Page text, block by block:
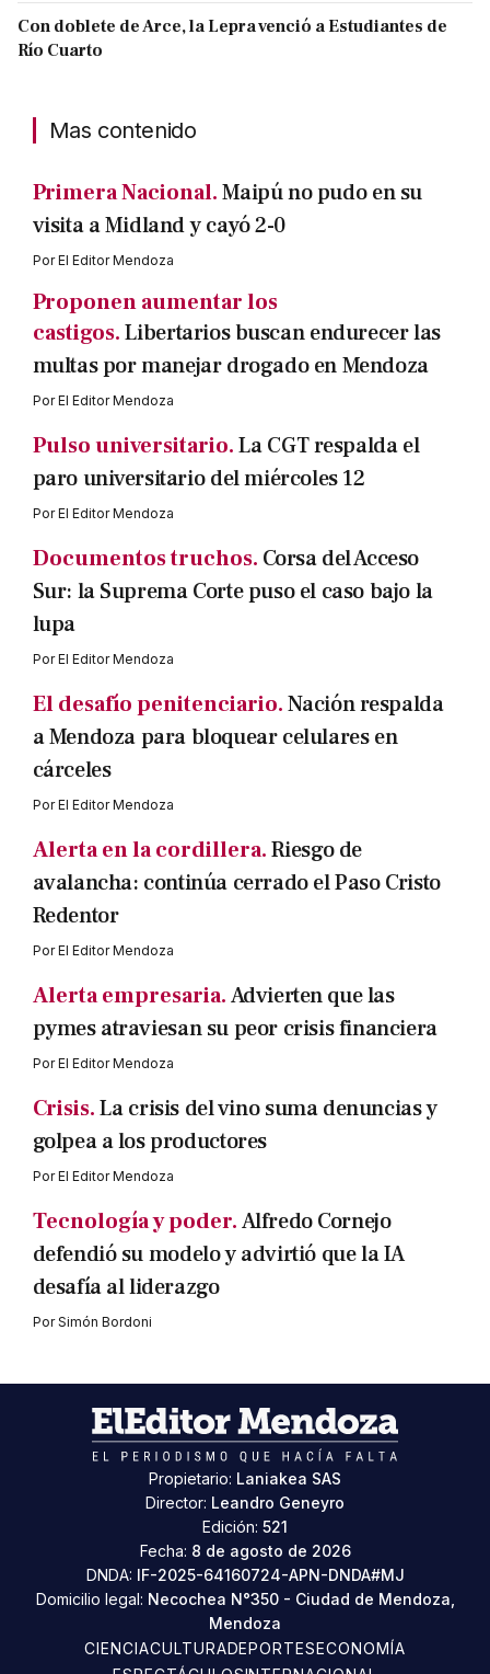
Con doblete de Arce, la Lepra venció a Estudiantes de
Río Cuarto
Mas contenido
Primera Nacional.Maipú no pudo en su
visita a Midland y cayó 2-0
PorEl Editor Mendoza
Proponen aumentar los
castigos.Libertarios buscan endurecer las
multas por manejar drogado en Mendoza
PorEl Editor Mendoza
Pulso universitario.La CGT respalda el
paro universitario del miércoles 12
PorEl Editor Mendoza
Documentos truchos. Corsa del Acceso
Sur: la Suprema Corte puso el caso bajo la
lupa
PorEl Editor Mendoza
El desafío penitenciario.Nación respalda
a Mendoza para bloquear celulares en
cárceles
PorEl Editor Mendoza
Alerta en la cordillera.Riesgo de
avalancha: continúa cerrado el Paso Cristo
Redentor
PorEl Editor Mendoza
Alerta empresaria.Advierten que las
pymes atraviesan su peor crisis financiera
PorEl Editor Mendoza
Crisis.La crisis del vino suma denuncias y
golpea a los productores
PorEl Editor Mendoza
Tecnología y poder.Alfredo Cornejo
defendió su modelo y advirtió que la IA
desafía al liderazgo
PorSimón Bordoni
Propietario: Laniakea SAS
Director: Leandro Geneyro
Edición: 521
Fecha: 8 de agosto de 2026
DNDA: IF-2025-64160724-APN-DNDA#MJ
Domicilio legal: Necochea N°350 - Ciudad de Mendoza,
Mendoza
CIENCIACULTURADEPORTESECONOMÍA